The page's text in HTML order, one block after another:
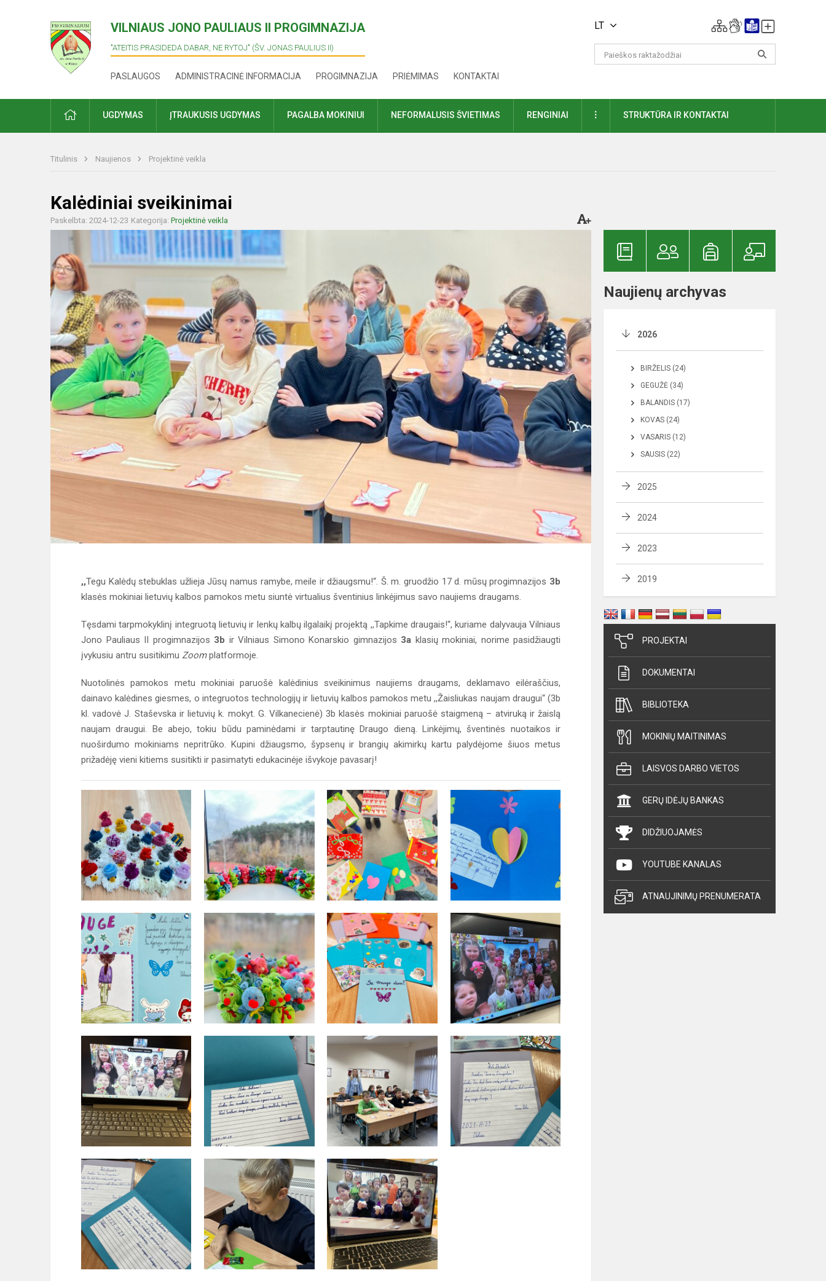
VILNIAUS JONO PAULIAUS II PROGIMNAZIJA
"ATEITIS PRASIDEDA DABAR, NE RYTOJ" (ŠV. JONAS PAULIUS II)
PASLAUGOS ADMINISTRACINĖ INFORMACIJA PROGIMNAZIJA PRIĖMIMAS KONTAKTAI
LT
PRADŽIAUGDYMAS ĮTRAUKUSIS UGDYMAS PAGALBA MOKINIUI NEFORMALUSIS ŠVIETIMAS RENGINIAI DAUGIAUSTRUKTŪRA IR KONTAKTAI
Titulinis Naujienos Projektinė veikla
Kalėdiniai sveikinimai
Paskelbta: 2024-12-23 Kategorija: Projektinė veikla
,,Tegu Kalėdų stebuklas užlieja Jūsų namus ramybe, meile ir džiaugsmu!“. Š. m. gruodžio 17 d. mūsų progimnazijos 3b
klasės mokiniai lietuvių kalbos pamokos metu siuntė virtualius šventinius linkėjimus savo naujiems draugams.
Tęsdami tarpmokyklinį integruotą lietuvių ir lenkų kalbų ilgalaikį projektą ,,Tapkime draugais!“, kuriame dalyvauja Vilniaus
Jono Pauliaus II progimnazijos 3b ir Vilniaus Simono Konarskio gimnazijos 3a klasių mokiniai, norime pasidžiaugti
įvykusiu antru susitikimu Zoomplatformoje.
Nuotolinės pamokos metu mokiniai paruošė kalėdinius sveikinimus naujiems draugams, deklamavo eilėraščius,
dainavo kalėdines giesmes, o integruotos technologijų ir lietuvių kalbos pamokos metu ,,Žaisliukas naujam draugui“ (3b
kl. vadovė J. Staševska ir lietuvių k. mokyt. G. Vilkanecienė) 3b klasės mokiniai paruošė staigmeną – atviruką ir žaislą
naujam draugui. Be abejo, tokiu būdu paminėdami ir tarptautinę Draugo dieną. Linkėjimų, šventinės nuotaikos ir
nuoširdumo mokiniams nepritrūko. Kupini džiaugsmo, šypsenų ir brangių akimirkų kartu palydėjome šiuos metus
prižadėję vieni kitiems susitikti ir pasimatyti edukacinėje išvykoje pavasarį!
Naujienų archyvas
2026
BIRŽELIS (24)
GEGUŽĖ (34)
BALANDIS (17)
KOVAS (24)
VASARIS (12)
SAUSIS (22)
2025
2024
2023
2019
PROJEKTAI
DOKUMENTAI
BIBLIOTEKA
MOKINIŲ MAITINIMAS
LAISVOS DARBO VIETOS
GERŲ IDĖJŲ BANKAS
DIDŽIUOJAMĖS
YOUTUBE KANALAS
ATNAUJINIMŲ PRENUMERATA